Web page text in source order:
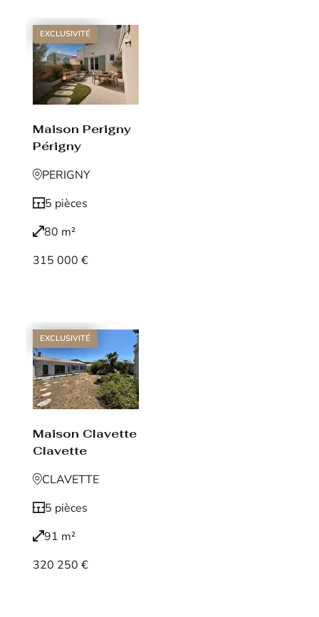
EXCLUSIVITÉ
Maison Perigny
Périgny
PERIGNY
5 pièces
80 m²
315 000 €
EXCLUSIVITÉ
Maison Clavette
Clavette
CLAVETTE
5 pièces
91 m²
320 250 €